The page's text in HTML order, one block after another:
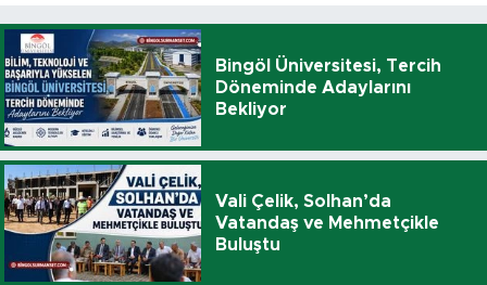
Bingöl Üniversitesi, Tercih
Döneminde Adaylarını
Bekliyor
Vali Çelik, Solhan’da
Vatandaş ve Mehmetçikle
Buluştu